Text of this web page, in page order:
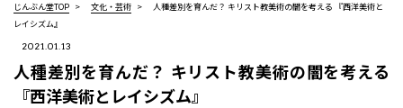
じんぶん堂TOP 文化・芸術
人種差別を育んだ？ キリスト教美術の闇を考える 『西洋美術と
レイシズム』
2021.01.13
人種差別を育んだ？ キリスト教美術の闇を考える
『西洋美術とレイシズム』